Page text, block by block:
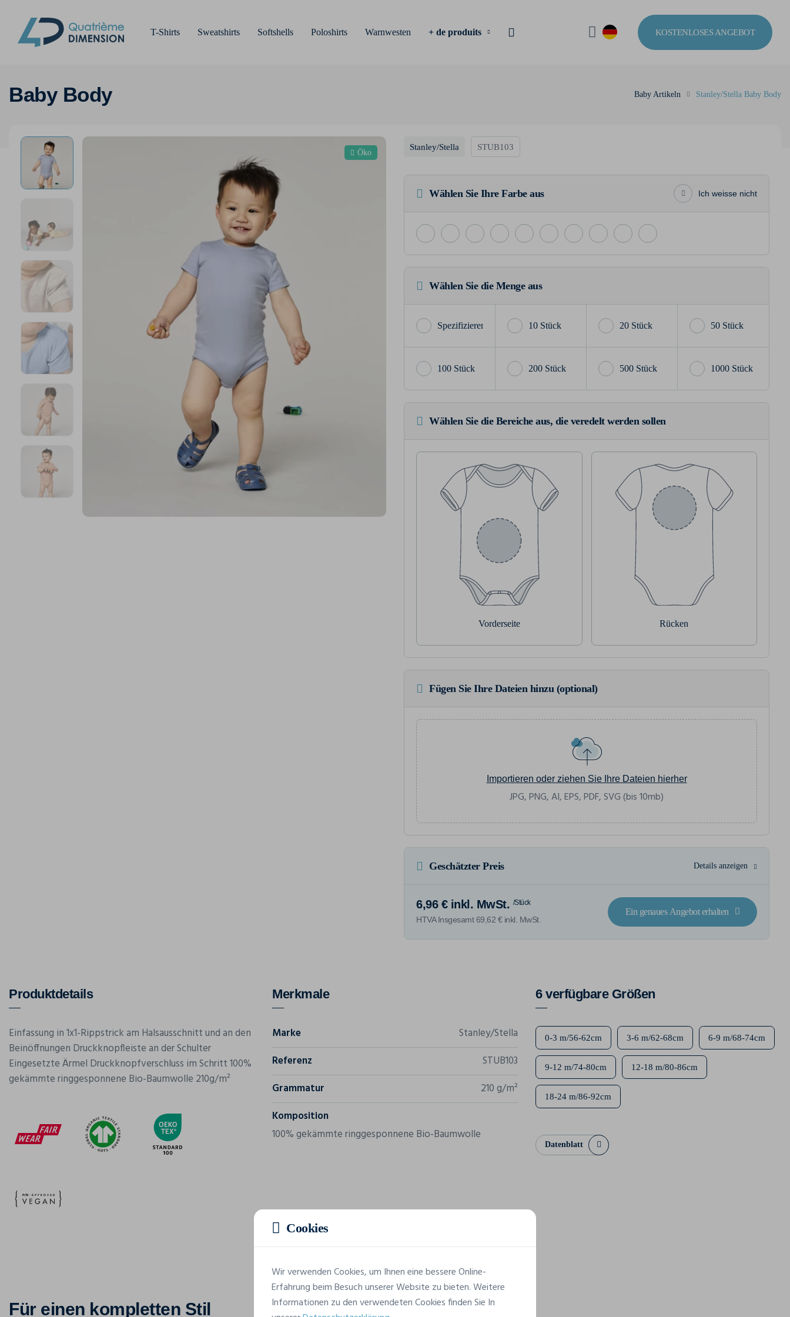
T-Shirts Sweatshirts Softshells Poloshirts Warnwesten + de produits KOSTENLOSES ANGEBOT
Baby Body Baby Artikeln Stanley/Stella Baby Body
Öko
Stanley/Stella STUB103
Wählen Sie Ihre Farbe aus Ich weisse nicht
Wählen Sie die Menge aus
10 Stück 20 Stück 50 Stück
100 Stück 200 Stück 500 Stück 1000 Stück
Wählen Sie die Bereiche aus, die veredelt werden sollen
Vorderseite Rücken
Fügen Sie Ihre Dateien hinzu (optional)
Importieren oder ziehen Sie Ihre Dateien hierher
JPG, PNG, AI, EPS, PDF, SVG (bis 10mb)
Geschätzter Preis Details anzeigen
6,96 € inkl. MwSt. /Stück
HTVA Insgesamt 69,62 € inkl. MwSt.
Ein genaues Angebot erhalten
Produktdetails
Einfassung in 1x1-Rippstrick am Halsausschnitt und an den
Beinöffnungen Druckknopfleiste an der Schulter
Eingesetzte Ärmel Druckknopfverschluss im Schritt 100%
gekämmte ringgesponnene Bio-Baumwolle 210g/m²
Merkmale
Marke
Stanley/Stella
Referenz
STUB103
Grammatur
210 g/m²
Komposition
100% gekämmte ringgesponnene Bio-Baumwolle
6 verfügbare Größen
0-3 m/56-62cm 3-6 m/62-68cm 6-9 m/68-74cm
9-12 m/74-80cm 12-18 m/80-86cm
18-24 m/86-92cm
Datenblatt
Für einen kompletten Stil
Cookies
Wir verwenden Cookies, um Ihnen eine bessere Online-
Erfahrung beim Besuch unserer Website zu bieten. Weitere
Informationen zu den verwendeten Cookies finden Sie In